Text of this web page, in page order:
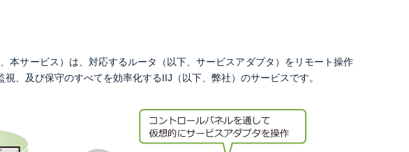
本サービス）は、対応するルータ（以下、サービスアダプタ）をリモート操作
、及び保守のすべてを効率化するIIJ（以下、弊社）のサービスです。